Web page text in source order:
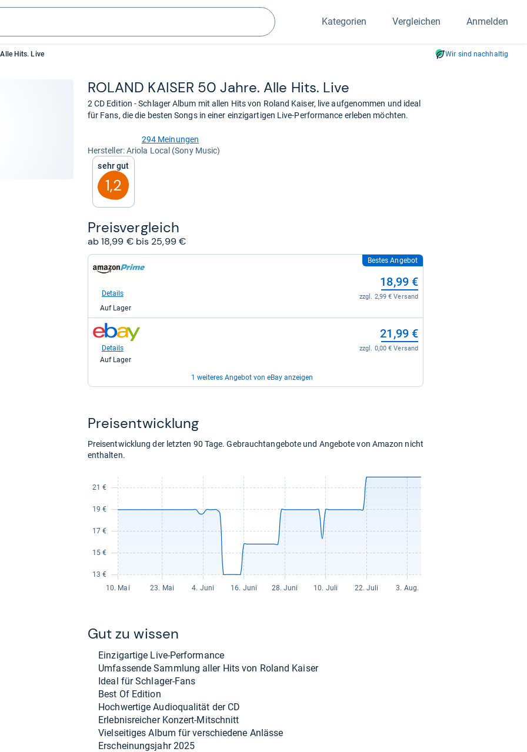
Suchen
Kategorien Vergleichen Anmelden
Alle Hits. Live Wir sind nachhaltig
ROLAND KAI­SER 50 Jahre. Alle Hits. Live
2 CD Edition - Schlager Album mit allen Hits von Roland Kaiser, live aufgenommen und ideal
für Fans, die die besten Songs in einer einzigartigen Live-Performance erleben möchten.
von
Sternen
294 Meinungen
Her­stel­ler: Ariola Local (Sony Music)
Sehr gut
1,2
Preis­ver­gleich
ab 18,99 € bis 25,99 €
Shop:
Amazon.de
18,99
kaufen.
Bestes Angebot
18,99 €
zzgl. 2,99 € Versand
Details
Auf Lager
zum
Shop:
für
21,99 €
zzgl. 0,00 € Versand
Details
Auf Lager
1 weiteres Angebot von eBay anzeigen
eBay
25,99
kaufen.
Details
Auf Lager
Preis­ent­wick­lung
Preisentwicklung der letzten 90 Tage. Gebrauchtangebote und Angebote von Amazon nicht
enthalten.
Gut zu wis­sen
Ein­zig­ar­tige Live-​Per­for­mance
Umfas­sende Samm­lung aller Hits von Roland Kai­ser
Ideal für Schla­ger-​Fans
Best Of Edi­tion
Hoch­wer­tige Audio­qua­li­tät der CD
Erleb­nis­rei­cher Kon­zert-​Mit­schnitt
Viel­sei­ti­ges Album für ver­schie­dene Anlässe
Erschei­nungs­jahr 2025